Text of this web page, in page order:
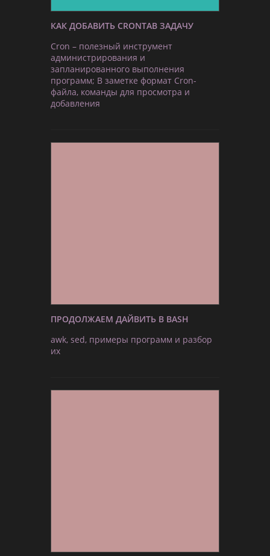
КАК ДОБАВИТЬ CRONTAB ЗАДАЧУ
Cron – полезный инструмент
администрирования и
запланированного выполнения
программ; В заметке формат Cron-
файла, команды для просмотра и
добавления
ПРОДОЛЖАЕМ ДАЙВИТЬ В BASH
awk, sed, примеры программ и разбор
их